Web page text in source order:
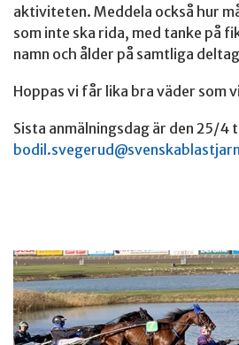
aktiviteten. Meddela också hur
som inte ska rida, med tanke på
namn och ålder på samtliga
Hoppas vi får lika bra väder som
Sista anmälningsdag är den 25/4